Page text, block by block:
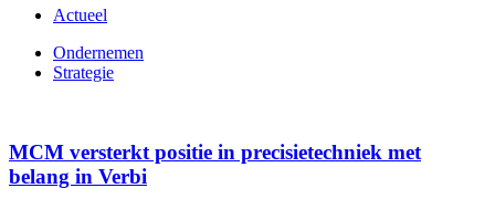
Actueel
Ondernemen
Strategie
MCM versterkt positie in precisietechniek met
belang in Verbi